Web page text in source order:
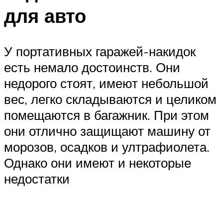
для авто
У портативных гаражей-накидок
есть немало достоинств. Они
недорого стоят, имеют небольшой
вес, легко складываются и целиком
помещаются в багажник. При этом
они отлично защищают машину от
морозов, осадков и ултрафиолета.
Однако они имеют и некоторые
недостатки